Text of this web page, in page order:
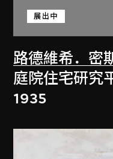
路德維希．密
展出中
庭院住宅研究
1935